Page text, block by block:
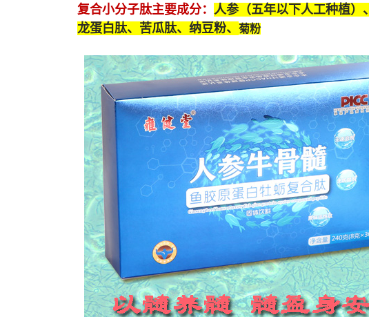
复合小分子肽主要成分： 人参（五年以下人工种植）、
龙蛋白肽、苦瓜肽、纳豆粉、 菊粉